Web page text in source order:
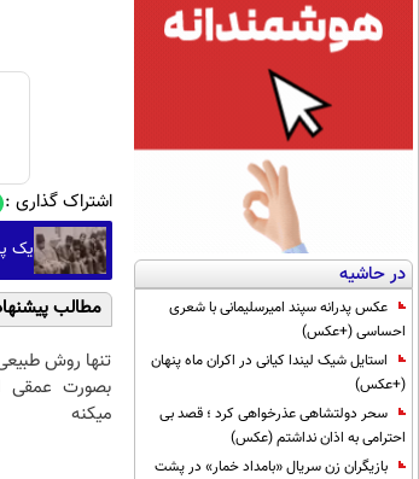
در حاشیه
عکس پدرانه سپند امیرسلیمانی با شعری
احساسی (+عکس)
استایل شیک لیندا کیانی در اکران ماه پنهان
(+عکس)
سحر دولتشاهی عذرخواهی کرد ؛ قصد بی
احترامی به اذان نداشتم (عکس)
بازیگران زن سریال «بامداد خمار» در پشت
اشتراک گذاری :
یک
مطالب
تنها روش
بصورت عمقی
میکنه